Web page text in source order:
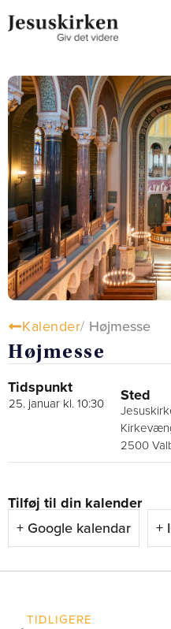
Kalender/ Højmesse
Højmesse
Tidspunkt
25. januar kl. 10:30 Sted
2500
Tilføj til din kalender
+ Google kalendar
+
TIDLIGERE